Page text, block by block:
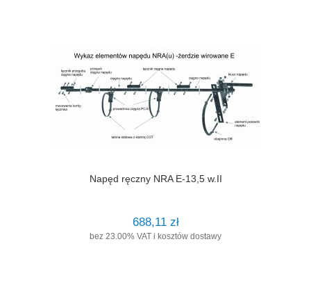
Napęd ręczny NRA E-13,5 w.II
688,11 zł
bez 23.00% VAT i kosztów dostawy